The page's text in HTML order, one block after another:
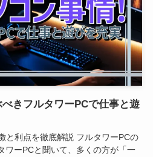
きフルタワーPCで仕事と遊
と利点を徹底解説 フルタワーPCの
ワーPCと聞いて、多くの方が「一